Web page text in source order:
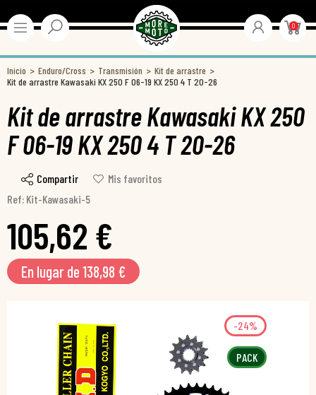
0
Inicio Enduro/Cross Transmisión
Kit de arrastre
Kit de arrastre Kawasaki KX 250 F 06-19 KX 250 4 T 20-26
Kit de arrastre Kawasaki KX 250
F 06-19 KX 250 4 T 20-26
Compartir
Mis favoritos
Ref: Kit-Kawasaki-5
105,62 €
En lugar de 138,98 €
PACK
-24%